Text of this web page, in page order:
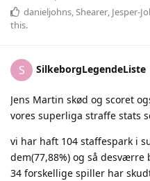
danieljohns,Shearer, Jesper-
this.
S SilkeborgLegendeListe
Jens Martin skød og scoret
vores superliga straffe stats
vi har haft 104 staffespark i
dem(77,88%) og så desværre
34 forskellige spiller har